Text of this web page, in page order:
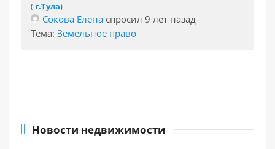
( г.Тула)
Сокова Елена спросил 9 лет назад
Тема: Земельное право
Новости недвижимости